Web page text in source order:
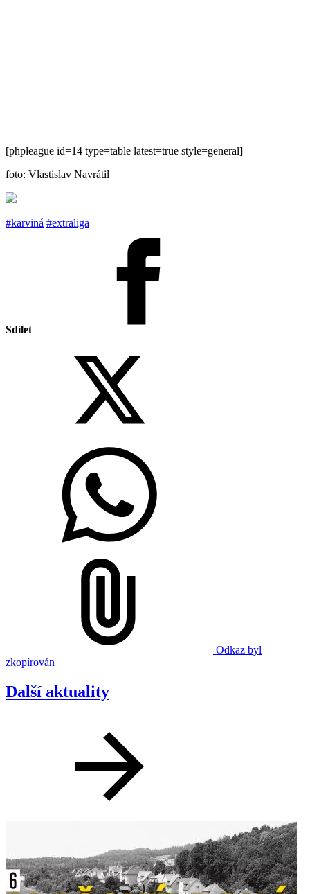
[phpleague id=14 type=table latest=true style=general]
foto: Vlastislav Navrátil
#karviná #extraliga
Sdílet
Odkaz byl
zkopírován
Další aktuality